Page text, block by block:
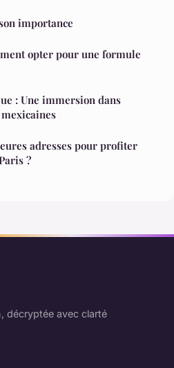
importance
opter pour une formule
: Une immersion dans
adresses pour profiter
?
décryptée avec clarté